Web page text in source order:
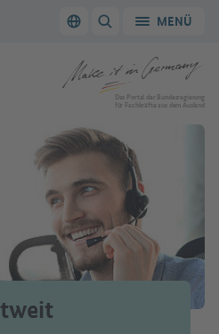
Sprache wechseln
SUCHE ANZEIGEN/
MENÜ
Zur Startseite von Make it in GermanyDas Portal der Bundesregierung
für Fachkräfte aus dem Ausland